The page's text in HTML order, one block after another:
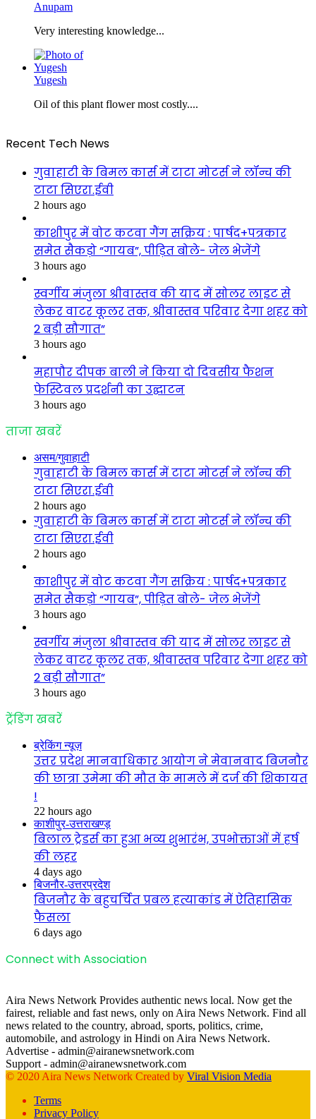
Anupam
Very interesting knowledge...
Yugesh
Oil of this plant flower most costly....
Recent Tech News
गुवाहाटी के बिमल कार्स में टाटा मोटर्स ने लॉन्च की
टाटा सिएरा.ईवी
2 hours ago
काशीपुर में वोट कटवा गैंग सक्रिय : पार्षद+पत्रकार
समेत सैकड़ो “गायब”, पीड़ित बोले- जेल भेजेंगे
3 hours ago
स्वर्गीय मंजुला श्रीवास्तव की याद में सोलर लाइट से
लेकर वाटर कूलर तक, श्रीवास्तव परिवार देगा शहर को
2 बड़ी सौगात”
3 hours ago
महापौर दीपक बाली ने किया दो दिवसीय फैशन
फेस्टिवल प्रदर्शनी का उद्घाटन
3 hours ago
ताजा खबरें
असम/गुवाहाटी
गुवाहाटी के बिमल कार्स में टाटा मोटर्स ने लॉन्च की
टाटा सिएरा.ईवी
2 hours ago
गुवाहाटी के बिमल कार्स में टाटा मोटर्स ने लॉन्च की
टाटा सिएरा.ईवी
2 hours ago
काशीपुर में वोट कटवा गैंग सक्रिय : पार्षद+पत्रकार
समेत सैकड़ो “गायब”, पीड़ित बोले- जेल भेजेंगे
3 hours ago
स्वर्गीय मंजुला श्रीवास्तव की याद में सोलर लाइट से
लेकर वाटर कूलर तक, श्रीवास्तव परिवार देगा शहर को
2 बड़ी सौगात”
3 hours ago
ट्रेंडिंग खबरें
ब्रेकिंग न्यूज़
उत्तर प्रदेश मानवाधिकार आयोग ने मेवानवाद बिजनौर
की छात्रा उमेमा की मौत के मामले में दर्ज की शिकायत
!
22 hours ago
काशीपुर-उत्तराखण्ड़
बिलाल ट्रेडर्स का हुआ भव्य शुभारंभ, उपभोक्ताओं में हर्ष
की लहर
4 days ago
बिजनौर-उत्तरप्रदेश
बिजनौर के बहुचर्चित प्रबल हत्याकांड में ऐतिहासिक
फैसला
6 days ago
Connect with Association
Aira News Network Provides authentic news local. Now get the
fairest, reliable and fast news, only on Aira News Network. Find all
news related to the country, abroad, sports, politics, crime,
automobile, and astrology in Hindi on Aira News Network.
Advertise - admin@airanewsnetwork.com
Support - admin@airanewsnetwork.com
© 2020 Aira News Network Created by Viral Vision Media
Terms
Privacy Policy